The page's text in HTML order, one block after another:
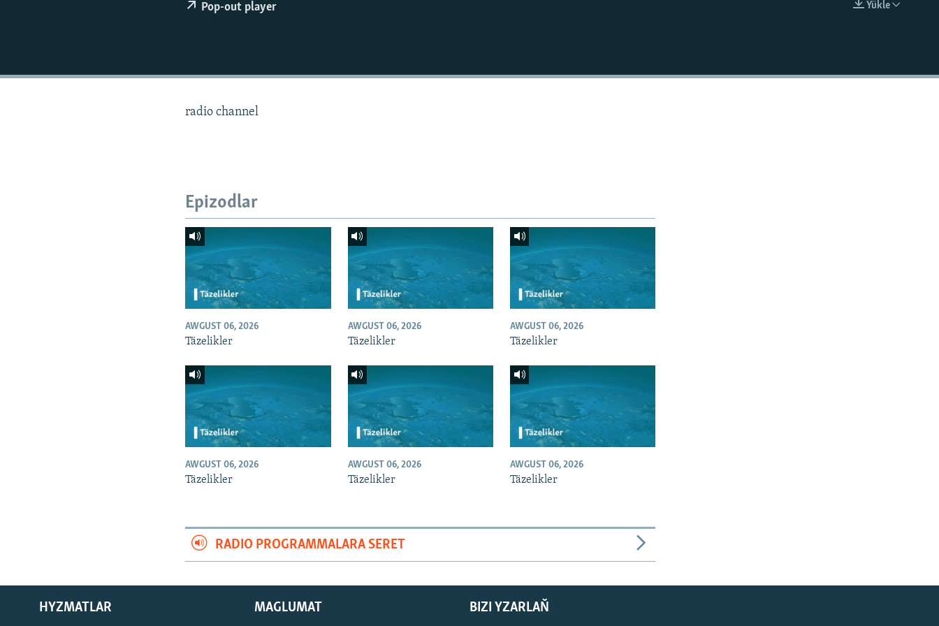
Ýükle
Pop-out player
radio channel
Epizodlar
AWGUST 06, 2026
Täzelikler
AWGUST 06, 2026
Täzelikler
AWGUST 06, 2026
Täzelikler
AWGUST 06, 2026
Täzelikler
AWGUST 06, 2026
Täzelikler
AWGUST 06, 2026
Täzelikler
RADIO PROGRAMMALARA SERET
BIZI YZARLAŇ
HYZMATLAR MAGLUMAT